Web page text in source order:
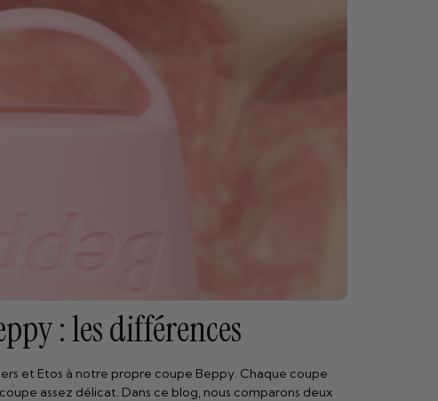
: les différences
et Etos à notre propre coupe Beppy. Chaque coupe
assez délicat. Dans ce blog, nous comparons deux